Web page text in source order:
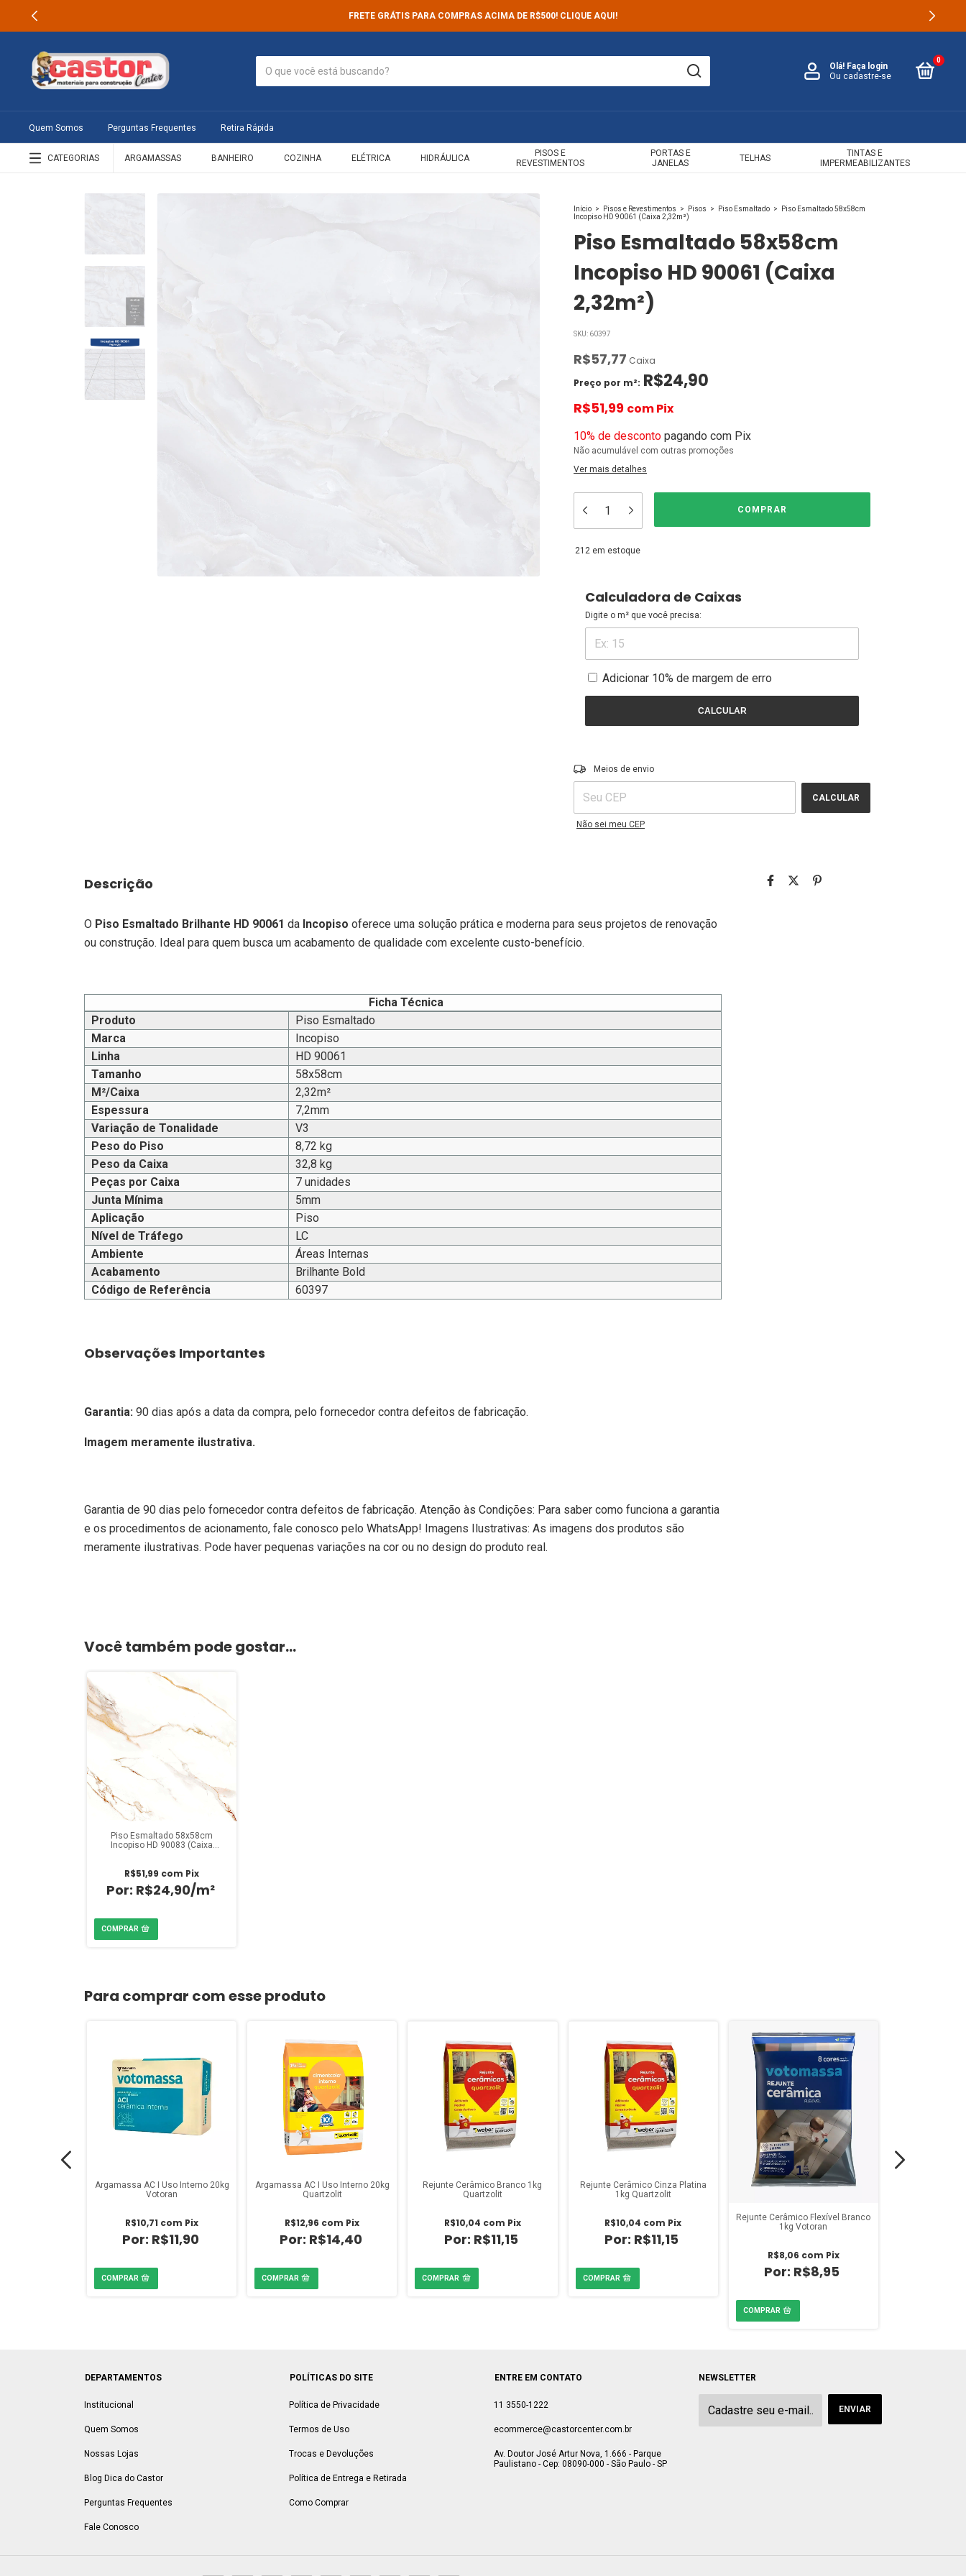
FRETE GRÁTIS PARA COMPRAS ACIMA DE R$500! CLIQUE AQUI!
Olá! Faça login
Ou cadastre-se
0
Quem Somos Perguntas Frequentes Retira Rápida
CATEGORIAS ARGAMASSAS BANHEIRO COZINHA ELÉTRICA HIDRÁULICA
PISOS E
REVESTIMENTOS
PORTAS E
JANELAS
TELHAS
TINTAS E
IMPERMEABILIZANTES
Início > Pisos e Revestimentos > Pisos > Piso Esmaltado >
Piso Esmaltado 58x58cm
Incopiso HD 90061 (Caixa 2,32m²)
Piso Esmaltado 58x58cm
Incopiso HD 90061 (Caixa
2,32m²)
SKU: 60397
R$57,77 Caixa
Preço por m²: R$24,90
R$51,99 comPix
10% de desconto pagando com Pix
Não acumulável com outras promoções
Ver mais detalhes
212 em estoque
Calculadora de Caixas
Digite o m² que você precisa:
Adicionar 10% de margem de erro
CALCULAR
Entregas para o CEP:
Meios de envio
CALCULAR
Não sei meu CEP
Descrição
O Piso Esmaltado Brilhante HD 90061 da Incopiso oferece uma solução prática e moderna para seus projetos de renovação
ou construção. Ideal para quem busca um acabamento de qualidade com excelente custo-benefício.
Ficha Técnica
Produto
Piso Esmaltado
Marca
Incopiso
Linha
HD 90061
Tamanho
58x58cm
M²/Caixa
2,32m²
Espessura
7,2mm
Variação de Tonalidade
V3
Peso do Piso
8,72 kg
Peso da Caixa
32,8 kg
Peças por Caixa
7 unidades
Junta Mínima
5mm
Aplicação
Piso
Nível de Tráfego
LC
Ambiente
Áreas Internas
Acabamento
Brilhante Bold
Código de Referência
60397
Observações Importantes
Garantia: 90 dias após a data da compra, pelo fornecedor contra defeitos de fabricação.
Imagem meramente ilustrativa.
Garantia de 90 dias pelo fornecedor contra defeitos de fabricação. Atenção às Condições: Para saber como funciona a garantia
e os procedimentos de acionamento, fale conosco pelo WhatsApp! Imagens Ilustrativas: As imagens dos produtos são
meramente ilustrativas. Pode haver pequenas variações na cor ou no design do produto real.
Você também pode gostar...
Piso Esmaltado 58x58cm
Incopiso HD 90083 (Caixa
R$24,90/m²
R$51,99 com Pix
Para comprar com esse produto
Argamassa AC I Uso Interno 20kg
Votoran
R$11,90
R$10,71 com Pix
Argamassa AC I Uso Interno 20kg
Quartzolit
R$14,40
R$12,96 com Pix
Rejunte Cerâmico Branco 1kg
Quartzolit
R$11,15
R$10,04 com Pix
Rejunte Cerâmico Cinza Platina
1kg Quartzolit
R$11,15
R$10,04 com Pix
Rejunte Cerâmico Flexível Branco
1kg Votoran
R$8,95
R$8,06 com Pix
DEPARTAMENTOS
Institucional
Quem Somos
Nossas Lojas
Blog Dica do Castor
Perguntas Frequentes
Fale Conosco
POLÍTICAS DO SITE
Política de Privacidade
Termos de Uso
Trocas e Devoluções
Política de Entrega e Retirada
Como Comprar
ENTRE EM CONTATO
11 3550-1222
ecommerce@castorcenter.com.br
Av. Doutor José Artur Nova, 1.666 - Parque
Paulistano - Cep: 08090-000 - São Paulo - SP
NEWSLETTER